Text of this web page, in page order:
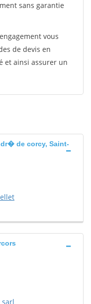
sans garantie
vous
de devis en
et ainsi assurer un
de corcy, Saint-
sarl